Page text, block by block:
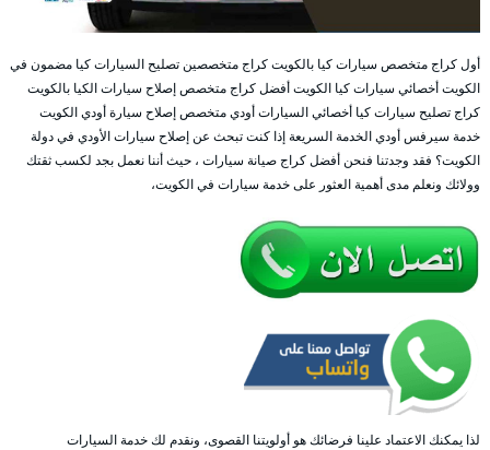
أول كراج متخصص سيارات كيا بالكويت كراج متخصصين تصليح السيارات كيا مضمون في
الكويت أخصائي سيارات كيا الكويت أفضل كراج متخصص إصلاح سيارات الكيا بالكويت
كراج تصليح سيارات كيا أخصائي السيارات أودي متخصص إصلاح سيارة أودي الكويت
خدمة سيرفس أودي الخدمة السريعة إذا كنت تبحث عن إصلاح سيارات الأودي في دولة
الكويت؟ فقد وجدتنا فنحن أفضل كراج صيانة سيارات ، حيث أننا نعمل بجد لكسب ثقتك
وولائك ونعلم مدى أهمية العثور على خدمة سيارات في الكويت،
لذا يمكنك الاعتماد علينا فرضائك هو أولويتنا القصوى، ونقدم لك خدمة السيارات